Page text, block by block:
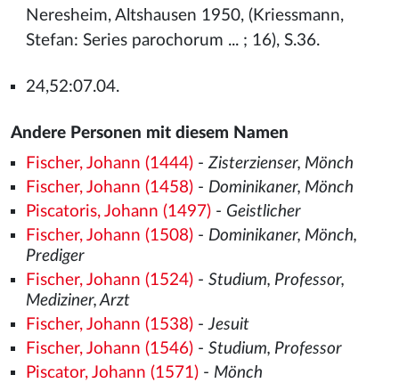
Neresheim, Altshausen 1950, (Kriessmann,
Stefan: Series parochorum ... ; 16), S.36.
24,52:07.04.
Andere Personen mit diesem Namen
Fischer, Johann (1444)-Zisterzienser, Mönch
Fischer, Johann (1458)- Dominikaner, Mönch
Piscatoris, Johann (1497)- Geistlicher
Fischer, Johann (1508)- Dominikaner, Mönch,
Prediger
Fischer, Johann (1524)- Studium, Professor,
Mediziner, Arzt
Fischer, Johann (1538)-Jesuit
Fischer, Johann (1546)- Studium, Professor
Piscator, Johann (1571)- Mönch